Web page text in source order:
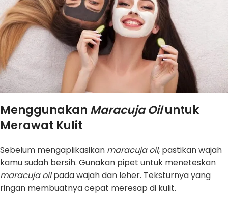
Menggunakan Maracuja Oiluntuk
Merawat Kulit
Sebelum mengaplikasikan maracuja oil, pastikan wajah
kamu sudah bersih. Gunakan pipet untuk meneteskan
maracuja oilpada wajah dan leher. Teksturnya yang
ringan membuatnya cepat meresap di kulit.